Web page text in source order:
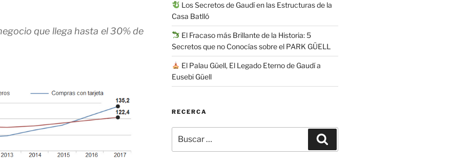
que llega hasta el 30% de
Los Secretos de Gaudí en las Estructuras de la
Casa Batlló
El Fracaso más Brillante de la Historia: 5
Secretos que no Conocías sobre el PARK GÜELL
El Palau Güell, El Legado Eterno de Gaudí a
Eusebi Güell
RECERCA
por: